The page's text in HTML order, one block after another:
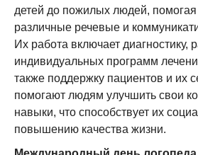
детей до пожилых людей,
различные речевые и
Их работа включает диагностику,
индивидуальных программ
также поддержку пациентов и их
помогают людям улучшить свои
навыки, что способствует их
повышению качества жизни.